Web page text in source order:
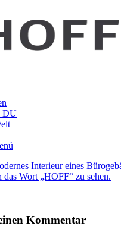
DU
Kommentar